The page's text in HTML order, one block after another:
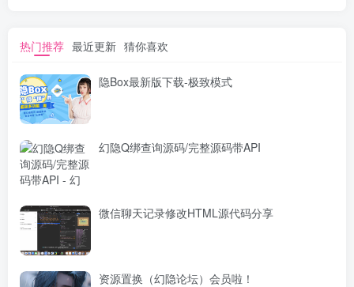
热门推荐 最近更新 猜你喜欢
隐Box最新版下载-极致模式
幻隐Q绑查询源码/完整源码带API
微信聊天记录修改HTML源代码分享
资源置换（幻隐论坛）会员啦！